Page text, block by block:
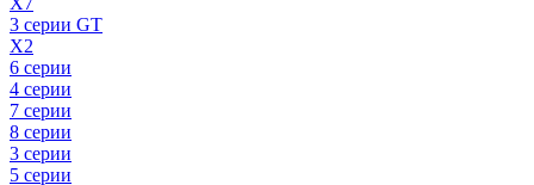
3 серии GT
X2
6 серии
4 серии
7 серии
8 серии
3 серии
5 серии